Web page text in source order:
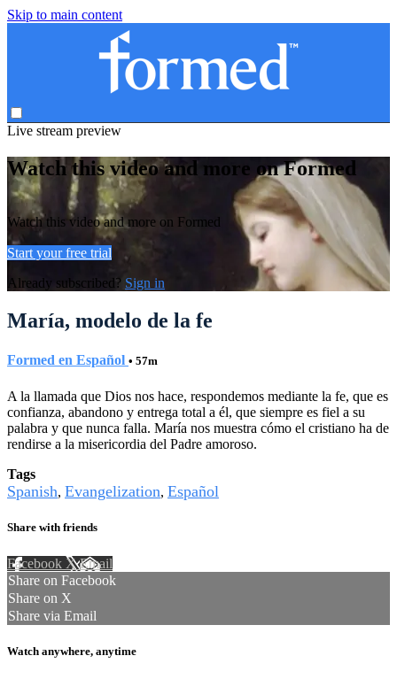
Skip to main content
Live stream preview
Watch this video and more on Formed
Watch this video and more on Formed
Start your free trial
Already subscribed? Sign in
María, modelo de la fe
Formed en Español • 57m
A la llamada que Dios nos hace, respondemos mediante la fe, que es
confianza, abandono y entrega total a él, que siempre es fiel a su
palabra y que nunca falla. María nos muestra cómo el cristiano ha de
rendirse a la misericordia del Padre amoroso.
Tags
Spanish, Evangelization, Español
Share with friends
Facebook XEmail
Share on Facebook
Share on X
Share via Email
Watch anywhere, anytime